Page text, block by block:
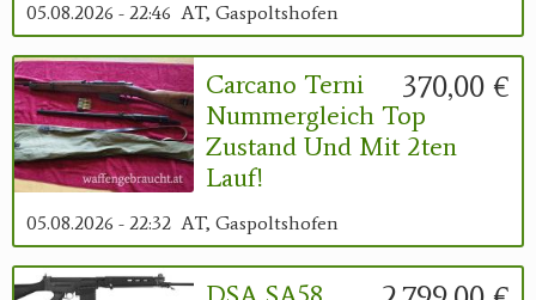
05.08.2026 - 22:46 AT, Gaspoltshofen
370,00 €
Carcano Terni
Nummergleich Top
Zustand Und Mit 2ten
Lauf!
05.08.2026 - 22:32 AT, Gaspoltshofen